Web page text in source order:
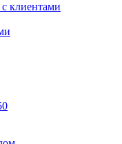
клиентами